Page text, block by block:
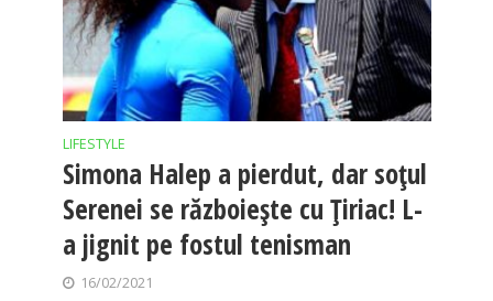
LIFESTYLE
Simona Halep a pierdut, dar soțul
Serenei se războiește cu Țiriac! L-
a jignit pe fostul tenisman
16/02/2021